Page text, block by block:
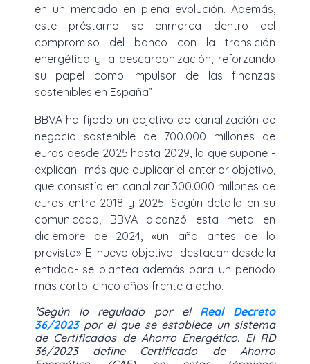
en un mercado en plena evolución. Además,
este préstamo se enmarca dentro del
compromiso del banco con la transición
energética y la descarbonización, reforzando
su papel como impulsor de las finanzas
sostenibles en España”
BBVA ha fijado un objetivo de canalización de
negocio sostenible de 700.000 millones de
euros desde 2025 hasta 2029, lo que supone -
explican- más que duplicar el anterior objetivo,
que consistía en canalizar 300.000 millones de
euros entre 2018 y 2025. Según detalla en su
comunicado, BBVA alcanzó esta meta en
diciembre de 2024, «un año antes de lo
previsto». El nuevo objetivo -destacan desde la
entidad- se plantea además para un periodo
más corto: cinco años frente a ocho.
¹Según lo regulado por el Real Decreto
36/2023 por el que se establece un sistema
de Certificados de Ahorro Energético. El RD
36/2023 define Certificado de Ahorro